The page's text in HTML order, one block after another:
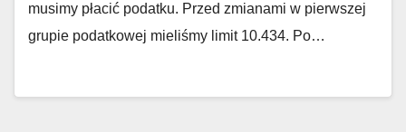
musimy płacić podatku. Przed zmianami w pierwszej
grupie podatkowej mieliśmy limit 10.434. Po…